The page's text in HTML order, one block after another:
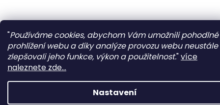
"Používáme cookies, abychom Vám umožnili pohodlné
prohlížení webu a díky analýze provozu webu neustále
zlepšovali jeho funkce, výkon a použitelnost."více
naleznete zde...
Nastavení